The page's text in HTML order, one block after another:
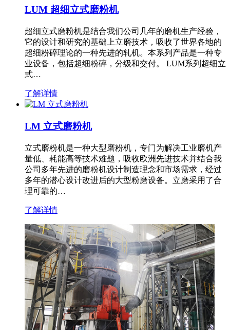
LUM 超细立式磨粉机
超细立式磨粉机是结合我们公司几年的磨机生产经验，
它的设计和研究的基础上立磨技术，吸收了世界各地的
超细粉碎理论的一种先进的轧机。本系列产品是一种专
业设备，包括超细粉碎，分级和交付。 LUM系列超细立
式…
了解详情
LM 立式磨粉机
立式磨粉机是一种大型磨粉机，专门为解决工业磨机产
量低、耗能高等技术难题，吸收欧洲先进技术并结合我
公司多年先进的磨粉机设计制造理念和市场需求，经过
多年的潜心设计改进后的大型粉磨设备。立磨采用了合
理可靠的…
了解详情